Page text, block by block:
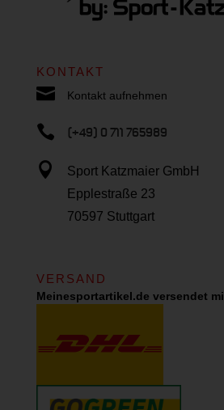
KONTAKT
 Kontakt aufnehmen
 (+49) 0 711 765989

Sport Katzmaier GmbH
Epplestraße 23
70597 Stuttgart
VERSAND
Meinesportartikel.de versendet